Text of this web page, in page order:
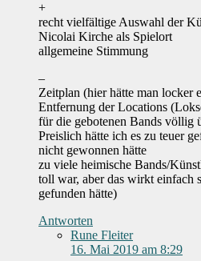
+
recht vielfältige Auswahl der
Nicolai Kirche als Spielort
allgemeine Stimmung
–
Zeitplan (hier hätte man locker
Entfernung der Locations
für die gebotenen Bands völlig
Preislich hätte ich es zu teuer
nicht gewonnen hätte
zu viele heimische Bands/
toll war, aber das wirkt einfach
gefunden hätte)
Antworten
Rune Fleiter
16. Mai 2019 am 8:29